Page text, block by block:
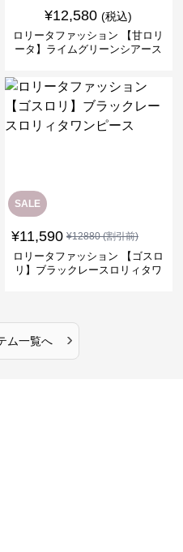
¥12,580 (税込)
ロリータファッション 【甘ロリ
ータ】ライムグリーンシアース
SALE
¥11,590 ¥12880(割引前)
ロリータファッション 【ゴスロ
リ】ブラックレースロリィタワ
ム一覧へ ›